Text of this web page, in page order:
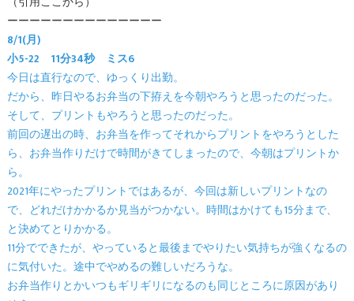
ーーーーーーーーーーーーーー
8/1(月)
小5-22 11分34秒 ミス6
今日は直行なので、ゆっくり出勤。
だから、昨日やるお弁当の下拵えを今朝やろうと思ったのだった。
そして、プリントもやろうと思ったのだった。
前回の遅出の時、お弁当を作ってそれからプリントをやろうとした
ら、お弁当作りだけで時間がきてしまったので、今朝はプリントか
ら。
2021年にやったプリントではあるが、今回は新しいプリントなの
で、どれだけかかるか見当がつかない。時間はかけても15分まで、
と決めてとりかかる。
11分でできたが、やっていると最後までやりたい気持ちが強くなるの
に気付いた。途中でやめるの難しいだろうな。
お弁当作りとかいつもギリギリになるのも同じところに原因があり